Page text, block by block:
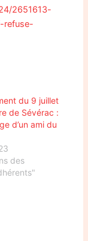
2651613-
refuse-
du 9 juillet
de Sévérac :
d’un ami du
des